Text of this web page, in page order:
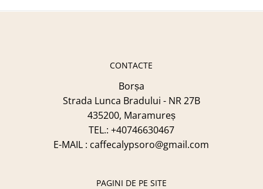
CONTACTE
Borșa
Strada Lunca Bradului - NR 27B
435200, Maramureș
TEL.: +40746630467
E-MAIL : caffecalypsoro@gmail.com
PAGINI DE PE SITE